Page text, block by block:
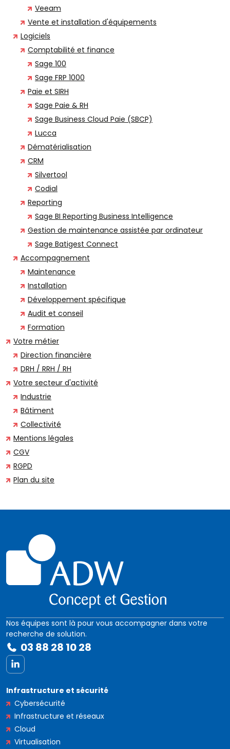
Veeam
Vente et installation d'équipements
Logiciels
Comptabilité et finance
Sage 100
Sage FRP 1000
Paie et SIRH
Sage Paie & RH
Sage Business Cloud Paie (SBCP)
Lucca
Dématérialisation
CRM
Silvertool
Codial
Reporting
Sage BI Reporting Business Intelligence
Gestion de maintenance assistée par ordinateur
Sage Batigest Connect
Accompagnement
Maintenance
Installation
Développement spécifique
Audit et conseil
Formation
Votre métier
Direction financière
DRH / RRH / RH
Votre secteur d'activité
Industrie
Bâtiment
Collectivité
Mentions légales
CGV
RGPD
Plan du site
Nos équipes sont là pour vous accompagner dans votre
recherche de solution.
03 88 28 10 28
LinkedIn
Infrastructure et sécurité
Cybersécurité
Infrastructure et réseaux
Cloud
Virtualisation